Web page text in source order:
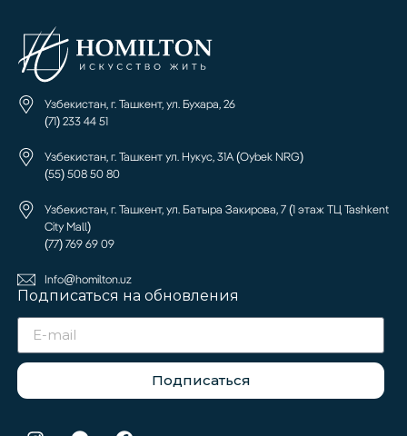
Узбекистан, г. Ташкент, ул. Бухара, 26
(71) 233 44 51
Узбекистан, г. Ташкент ул. Нукус, 31А (Oybek NRG)
(55) 508 50 80
Узбекистан, г. Ташкент, ул. Батыра Закирова, 7 (1 этаж ТЦ Tashkent
City Mall)
(77) 769 69 09
Info@homilton.uz
Подписаться на обновления
Подписаться